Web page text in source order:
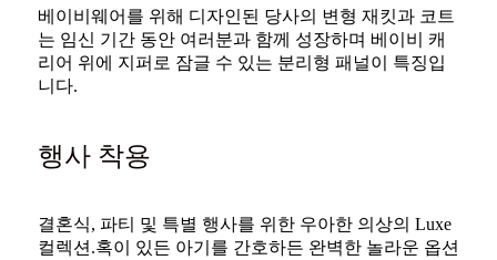
베이비웨어를 위해 디자인된 당사의 변형 재킷과 코트
는 임신 기간 동안 여러분과 함께 성장하며 베이비 캐
리어 위에 지퍼로 잠글 수 있는 분리형 패널이 특징입
니다.
행사 착용
결혼식, 파티 및 특별 행사를 위한 우아한 의상의 Luxe
컬렉션.혹이 있든 아기를 간호하든 완벽한 놀라운 옵션